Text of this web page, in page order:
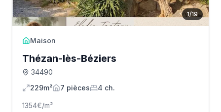
1/19
Maison
Thézan-lès-Béziers
34490
229m²
7 pièces 4 ch.
1354€/m²